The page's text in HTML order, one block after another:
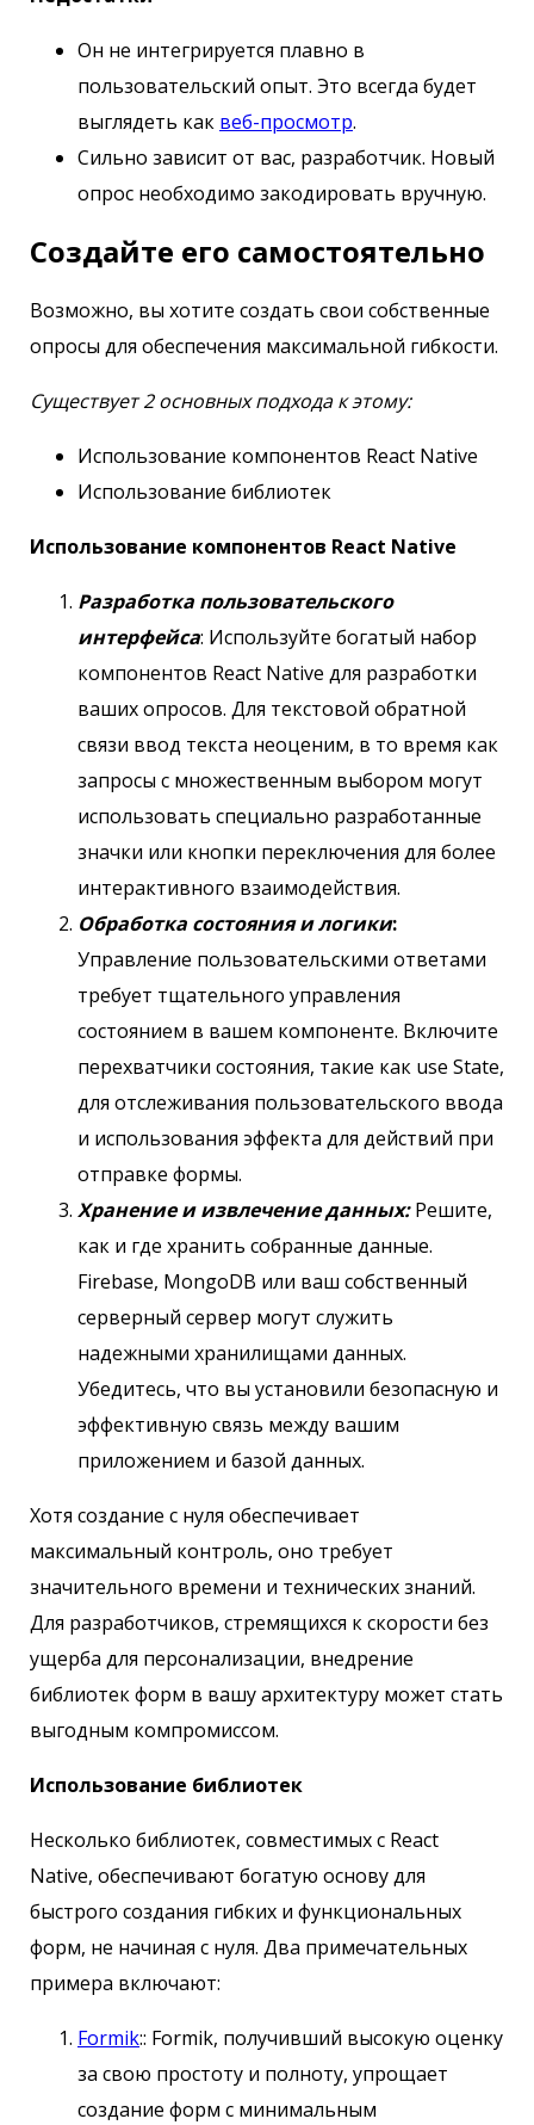
Он не интегрируется плавно в
пользовательский опыт. Это всегда будет
выглядеть как веб-просмотр.
Сильно зависит от вас, разработчик. Новый
опрос необходимо закодировать вручную.
Создайте его самостоятельно
Возможно, вы хотите создать свои собственные
опросы для обеспечения максимальной гибкости.
Существует 2 основных подхода к этому:
Использование компонентов React Native
Использование библиотек
Использование компонентов React Native
Разработка пользовательского
интерфейса: Используйте богатый набор
компонентов React Native для разработки
ваших опросов. Для текстовой обратной
связи ввод текста неоценим, в то время как
запросы с множественным выбором могут
использовать специально разработанные
значки или кнопки переключения для более
интерактивного взаимодействия.
Обработка состояния и логики:
Управление пользовательскими ответами
требует тщательного управления
состоянием в вашем компоненте. Включите
перехватчики состояния, такие как use State,
для отслеживания пользовательского ввода
и использования эффекта для действий при
отправке формы.
Хранение и извлечение данных:Решите,
как и где хранить собранные данные.
Firebase, MongoDB или ваш собственный
серверный сервер могут служить
надежными хранилищами данных.
Убедитесь, что вы установили безопасную и
эффективную связь между вашим
приложением и базой данных.
Хотя создание с нуля обеспечивает
максимальный контроль, оно требует
значительного времени и технических знаний.
Для разработчиков, стремящихся к скорости без
ущерба для персонализации, внедрение
библиотек форм в вашу архитектуру может стать
выгодным компромиссом.
Использование библиотек
Несколько библиотек, совместимых с React
Native, обеспечивают богатую основу для
быстрого создания гибких и функциональных
форм, не начиная с нуля. Два примечательных
примера включают:
Formik:: Formik, получивший высокую оценку
за свою простоту и полноту, упрощает
создание форм с минимальным